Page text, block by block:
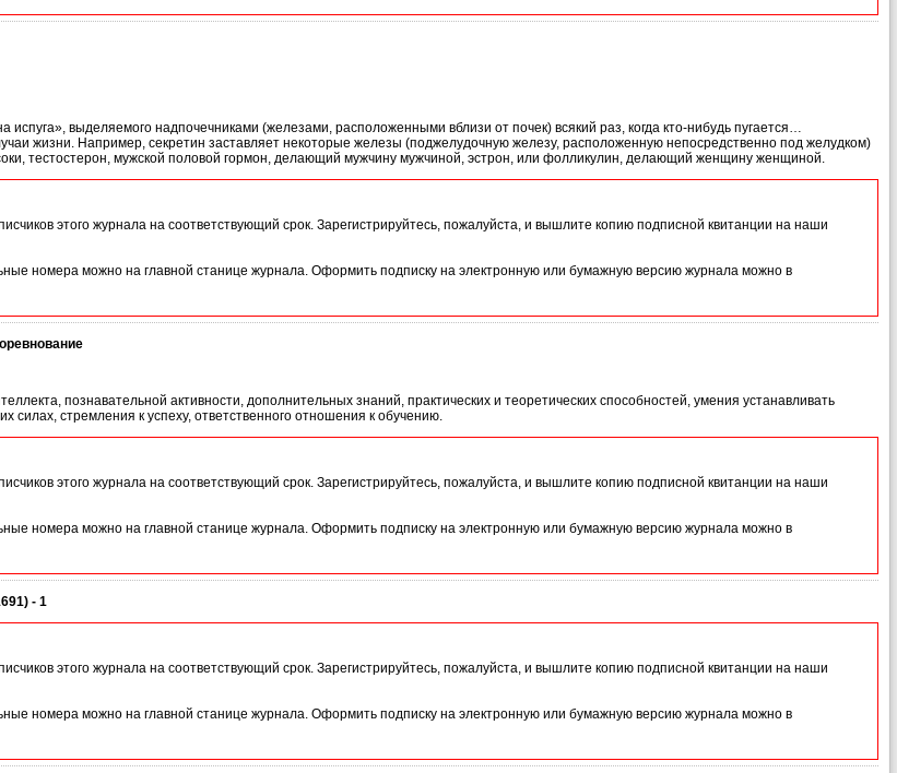
выделяемого надпочечниками (железами, расположенными вблизи от почек) всякий раз, когда кто-нибудь пугается…
жизни. Например, секретин заставляет некоторые железы (поджелудочную железу, расположенную непосредственно под желудком)
тестостерон, мужской половой гормон, делающий мужчину мужчиной, эстрон, или фолликулин, делающий женщину женщиной.
этого журнала на соответствующий срок. Зарегистрируйтесь, пожалуйста, и вышлите копию подписной квитанции на наши
номера можно на главной станице журнала. Оформить подписку на электронную или бумажную версию журнала можно в
познавательной активности, дополнительных знаний, практических и теоретических способностей, умения устанавливать
силах, стремления к успеху, ответственного отношения к обучению.
этого журнала на соответствующий срок. Зарегистрируйтесь, пожалуйста, и вышлите копию подписной квитанции на наши
номера можно на главной станице журнала. Оформить подписку на электронную или бумажную версию журнала можно в
- 1
этого журнала на соответствующий срок. Зарегистрируйтесь, пожалуйста, и вышлите копию подписной квитанции на наши
номера можно на главной станице журнала. Оформить подписку на электронную или бумажную версию журнала можно в